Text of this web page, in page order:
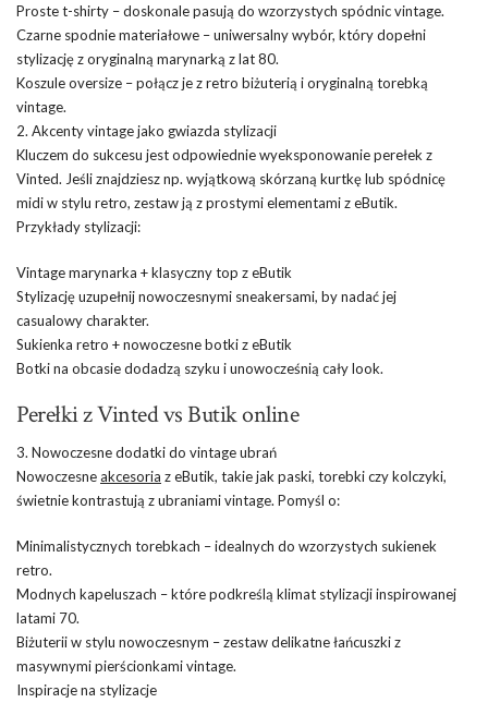
Proste t-shirty – doskonale pasują do wzorzystych spódnic vintage.
Czarne spodnie materiałowe – uniwersalny wybór, który dopełni
stylizację z oryginalną marynarką z lat 80.
Koszule oversize – połącz je z retro biżuterią i oryginalną torebką
vintage.
2. Akcenty vintage jako gwiazda stylizacji
Kluczem do sukcesu jest odpowiednie wyeksponowanie perełek z
Vinted. Jeśli znajdziesz np. wyjątkową skórzaną kurtkę lub spódnicę
midi w stylu retro, zestaw ją z prostymi elementami z eButik.
Przykłady stylizacji:
Vintage marynarka + klasyczny top z eButik
Stylizację uzupełnij nowoczesnymi sneakersami, by nadać jej
casualowy charakter.
Sukienka retro + nowoczesne botki z eButik
Botki na obcasie dodadzą szyku i unowocześnią cały look.
Perełki z Vinted vs Butik online
3. Nowoczesne dodatki do vintage ubrań
Nowoczesneakcesoria z eButik, takie jak paski, torebki czy kolczyki,
świetnie kontrastują z ubraniami vintage. Pomyśl o:
Minimalistycznych torebkach – idealnych do wzorzystych sukienek
retro.
Modnych kapeluszach – które podkreślą klimat stylizacji inspirowanej
latami 70.
Biżuterii w stylu nowoczesnym – zestaw delikatne łańcuszki z
masywnymi pierścionkami vintage.
Inspiracje na stylizacje